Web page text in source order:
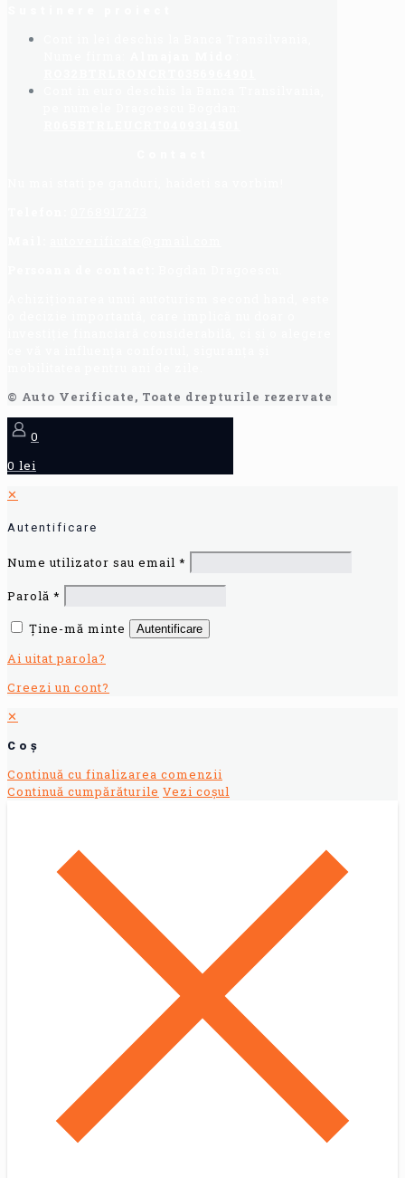
© Auto Verificate, Toate drepturile rezervate
0
0 lei
✕
Autentificare
Nume utilizator sau email *
Parolă *
Ține-mă minte
Autentificare
Ai uitat parola?
Creezi un cont?
✕
Coș
Continuă cu finalizarea comenzii
Continuă cumpărăturile Vezi coșul